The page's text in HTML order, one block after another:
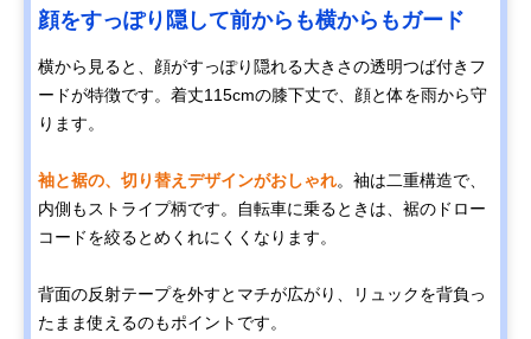
顔をすっぽり隠して前からも横からもガード
横から見ると、顔がすっぽり隠れる大きさの透明つば付きフ
ードが特徴です。着丈115cmの膝下丈で、顔と体を雨から守
ります。
袖と裾の、切り替えデザインがおしゃれ。袖は二重構造で、
内側もストライプ柄です。自転車に乗るときは、裾のドロー
コードを絞るとめくれにくくなります。
背面の反射テープを外すとマチが広がり、リュックを背負っ
たまま使えるのもポイントです。